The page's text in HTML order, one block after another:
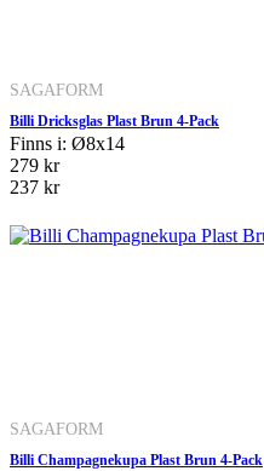
SAGAFORM
Billi Dricksglas Plast Brun 4-Pack
Finns i: Ø8x14
279 kr
237 kr
SAGAFORM
Billi Champagnekupa Plast Brun 4-Pack